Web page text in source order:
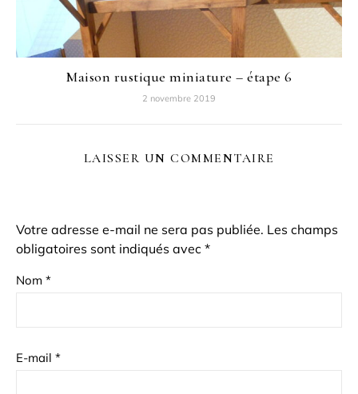
Maison rustique miniature – étape 6
2 novembre 2019
LAISSER UN COMMENTAIRE
Votre adresse e-mail ne sera pas publiée. Les champs
obligatoires sont indiqués avec *
Nom *
E-mail *